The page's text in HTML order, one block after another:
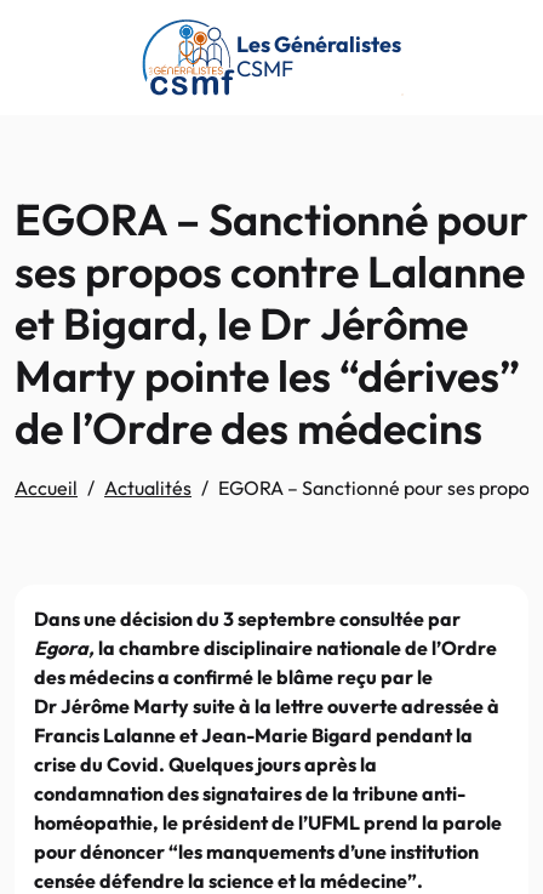
Passer au contenu principal
Les Généralistes
CSMF
EGORA – Sanctionné pour
ses propos contre Lalanne
et Bigard, le Dr Jérôme
Marty pointe les “dérives”
de l’Ordre des médecins
Accueil Actualités EGORA – Sanctionné pour ses
Dans une décision du 3 septembre consultée par
Egora,la chambre disciplinaire nationale de l’Ordre
des médecins a confirmé le blâme reçu par le
Dr Jérôme Marty suite à la lettre ouverte adressée à
Francis Lalanne et Jean-Marie Bigard pendant la
crise du Covid. Quelques jours après la
condamnation des signataires de la tribune anti-
homéopathie, le président de l’UFML prend la parole
pour dénoncer “les manquements d’une institution
censée défendre la science et la médecine”.